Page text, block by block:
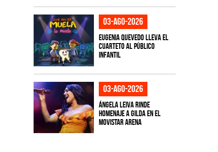
03-ago-2026
Eugenia Quevedo lleva el
cuarteto al público
infantil
03-ago-2026
Ángela Leiva rinde
homenaje a Gilda en el
Movistar Arena